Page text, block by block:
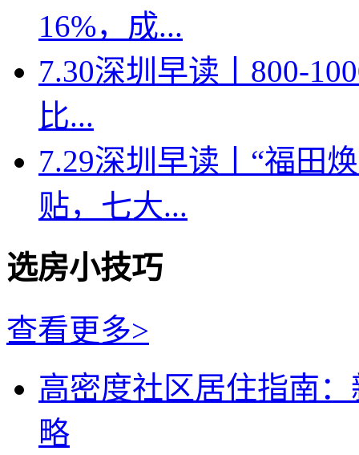
16%，成...
7.30深圳早读丨800-
比...
7.29深圳早读丨“福田
贴，七大...
选房小技巧
查看更多>
高密度社区居住指南
略